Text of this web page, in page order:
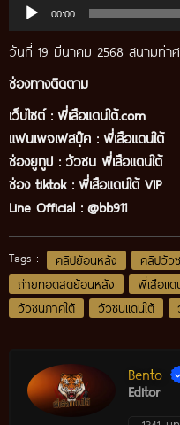
00:00
วันที่ 19 มีนาคม 2568 สนามท่า
ช่องทางติดตาม
เว็บไซต์ : พี่เสือแดนใต้.com
แฟนเพจเฟสบุ๊ค : พี่เสือแดนใต้
ช่องยูทูป : วัวชน พี่เสือแดนใต้
ช่อง tiktok : พี่เสือแดนใต้ VIP
Line Official : @bb911
Tags : คลิปย้อนหลัง คลิปวัว
ถ่ายทอดสดย้อนหลัง
พี่เสือแด
วัวชนภาคใต้
วัวชนแดนใต้
Bento
Editor